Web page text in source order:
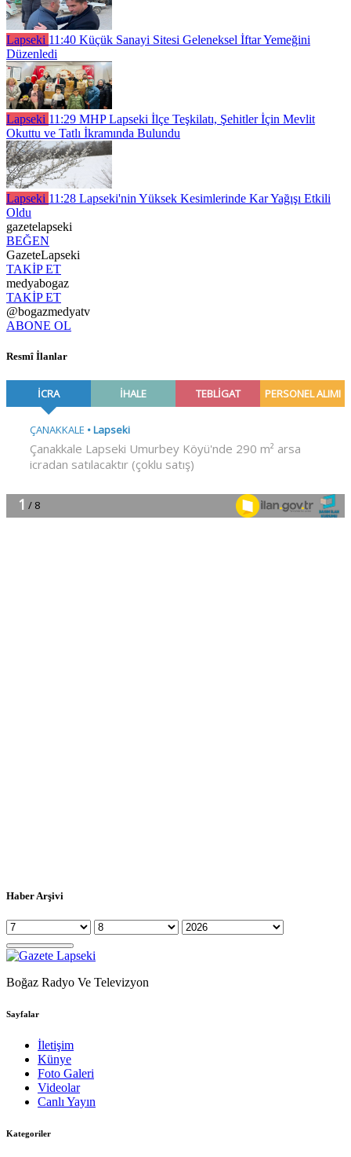
Lapseki 11:40 Küçük Sanayi Sitesi Geleneksel İftar Yemeğini
Düzenledi
Lapseki 11:29 MHP Lapseki İlçe Teşkilatı, Şehitler İçin Mevlit
Okuttu ve Tatlı İkramında Bulundu
Lapseki 11:28 Lapseki'nin Yüksek Kesimlerinde Kar Yağışı Etkili
Oldu
gazetelapseki
BEĞEN
GazeteLapseki
TAKİP ET
medyabogaz
TAKİP ET
@bogazmedyatv
ABONE OL
Resmî İlanlar
Haber Arşivi
Boğaz Radyo Ve Televizyon
Sayfalar
İletişim
Künye
Foto Galeri
Videolar
Canlı Yayın
Kategoriler